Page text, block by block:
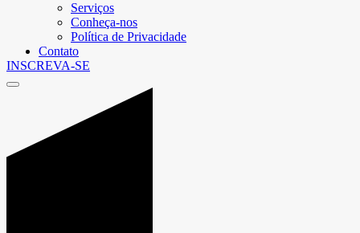
Serviços
Conheça-nos
Política de Privacidade
Contato
INSCREVA-SE